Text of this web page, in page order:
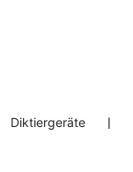
Diktiergeräte ❘